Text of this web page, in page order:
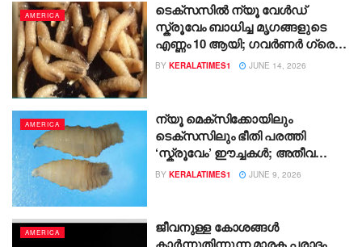
AMERICA
ടെക്സസിൽ ന്യൂ വേൾഡ്
സ്ക്രൂവേം ബാധിച്ച മൃഗങ്ങളുടെ
എണ്ണം 10 ആയി; ഗവർണർ ഗ്രെഗ്
ആബട്ട് സംസ്ഥാനത്ത്
BY KERALATIMES1 JUNE 14, 2026
AMERICA
ന്യൂ മെക്സിക്കോയിലും
ടെക്സസിലും ഭീതി പരത്തി
‘സ്ക്രൂവേം’ ഈച്ചകൾ; അതീവ
ജാഗ്രത.
BY KERALATIMES1 JUNE 9, 2026
AMERICA
ജീവനുള്ള കോശങ്ങൾ